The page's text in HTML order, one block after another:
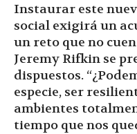
Instaurar este
social exigirá un
un reto que no
Jeremy Rifkin se
dispuestos.
especie, ser
ambientes
tiempo que nos